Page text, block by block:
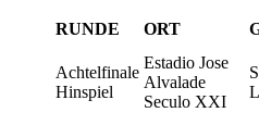
RUNDE ORT
Achtelfinale
Hinspiel
Estadio Jose
Alvalade
Seculo XXI